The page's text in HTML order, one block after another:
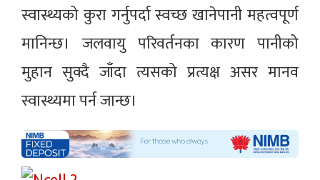
स्वास्थ्यको कुरा गर्नुपर्दा स्वच्छ खानेपानी महत्वपूर्ण
मानिन्छ। जलवायु परिवर्तनका कारण पानीको
मुहान सुक्दै जाँदा त्यसको प्रत्यक्ष असर मानव
स्वास्थ्यमा पर्न जान्छ।